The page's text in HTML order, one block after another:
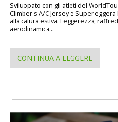
Sviluppato con gli atleti del
Climber's A/C Jersey e
alla calura estiva. Leggerezza,
aerodinamica...
CONTINUA A LEGGERE